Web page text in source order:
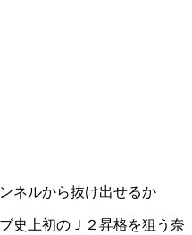
ネルから抜け出せるか
史上初のＪ２昇格を狙う奈